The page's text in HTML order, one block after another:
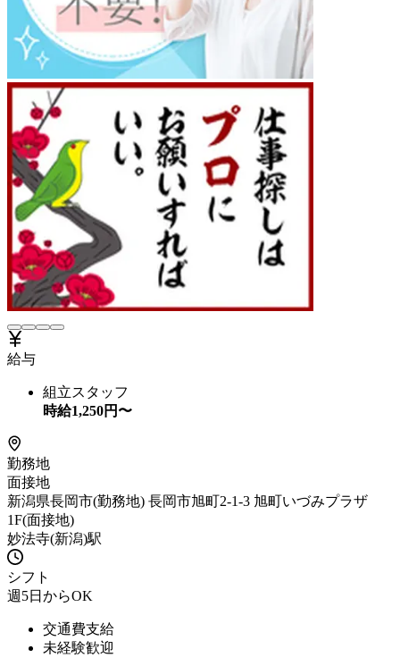
給与
組立スタッフ
時給1,250円〜
勤務地
面接地
新潟県長岡市(勤務地) 長岡市旭町2-1-3 旭町いづみプラザ
1F(面接地)
妙法寺(新潟)駅
シフト
週5日からOK
交通費支給
未経験歓迎